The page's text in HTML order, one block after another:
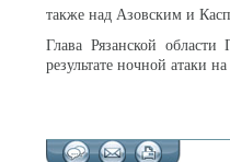
также над Азовским и
Глава Рязанской
результате ночной атаки